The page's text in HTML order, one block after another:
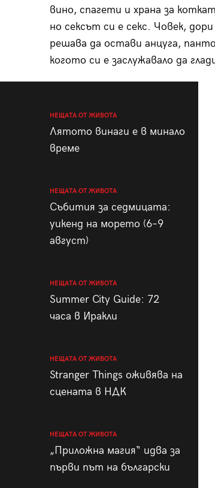
вино, спагети и храна за
но сексът си е секс. Човек,
решава да остави анцуга,
когото си е заслужавало да
НЕЩАТА ОТ ЖИВОТА
Лятото винаги е в минало
време
НЕЩАТА ОТ ЖИВОТА
Събития за седмицата:
уикенд на морето (6–9
август)
НЕЩАТА ОТ ЖИВОТА
Summer City Guide: 72
часа в Иракли
НЕЩАТА ОТ ЖИВОТА
Stranger Things оживява на
сцената в НДК
НЕЩАТА ОТ ЖИВОТА
„Приложна магия“ идва за
първи път на български